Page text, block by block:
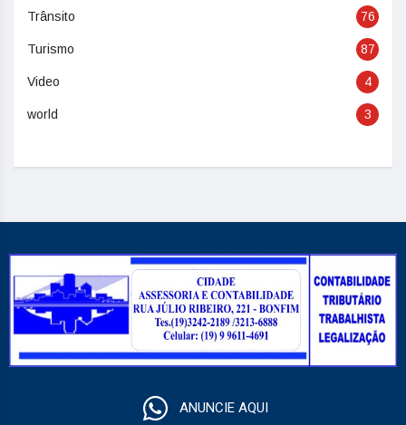
Trânsito 76
Turismo 87
Video 4
world 3
ANUNCIE AQUI